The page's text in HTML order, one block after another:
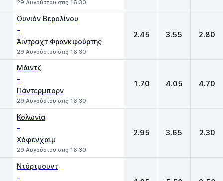
29 Αυγούστου στις 16:30
Ουνιόν Βερολίνου
-
Άιντραχτ Φρανκφούρτης
29 Αυγούστου στις 16:30
2.45 3.55 2.80
Μάιντζ
-
Πάντερμπορν
29 Αυγούστου στις 16:30
1.70 4.05 4.70
Κολωνία
-
Χόφενχαϊμ
29 Αυγούστου στις 16:30
2.95 3.65 2.30
Ντόρτμουντ
-